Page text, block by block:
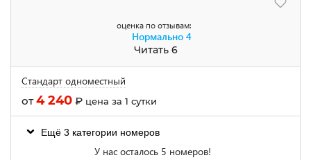
оценка по отзывам:
Нормально 4
Читать 6
Стандарт одноместный
от4 240 ₽ цена за 1 сутки
Ещё 3 категории номеров
У нас осталось 5 номеров!